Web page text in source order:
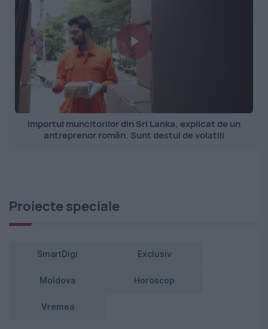
Importul muncitorilor din Sri Lanka, explicat de un
antreprenor român. Sunt destul de volatili
Proiecte speciale
SmartDigi Exclusiv
Moldova Horoscop
Vremea